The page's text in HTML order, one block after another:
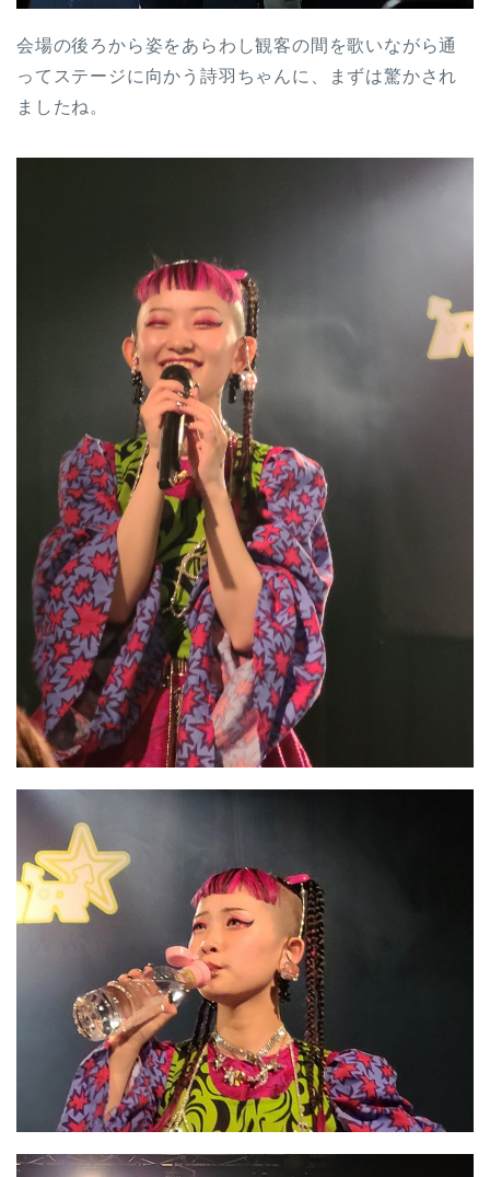
会場の後ろから姿をあらわし観客の間を歌いながら通
ってステージに向かう詩羽ちゃんに、まずは驚かされ
ましたね。